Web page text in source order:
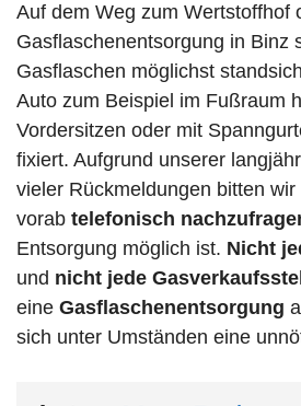
Auf dem Weg zum Wertstoffhof
Gasflaschenentsorgung in Binz
Gasflaschen möglichst
Auto zum Beispiel im Fußraum
Vordersitzen oder mit
fixiert. Aufgrund unserer
vieler Rückmeldungen bitten
vorab telefonisch
Entsorgung möglich ist. Nicht
und nicht jede
eine Gasflaschenentsorgung
sich unter Umständen eine